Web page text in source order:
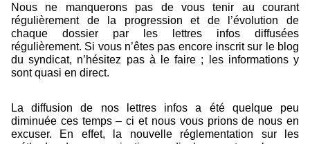
Nous ne manquerons pas de vous tenir au courant
régulièrement de la progression et de l’évolution de
chaque dossier par les lettres infos diffusées
régulièrement. Si vous n’êtes pas encore inscrit sur le blog
du syndicat, n’hésitez pas à le faire ; les informations y
sont quasi en direct.
La diffusion de nos lettres infos a été quelque peu
diminuée ces temps – ci et nous vous prions de nous en
excuser. En effet, la nouvelle réglementation sur les